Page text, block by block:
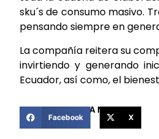
sku´s de consumo masivo.
pensando siempre en
La compañía reitera su
invirtiendo y generando
Ecuador, así como, el
COMPARTIR ESTA NOTICIA
Facebook X